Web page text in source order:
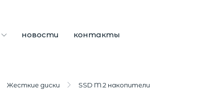
новости контакты
Жесткие диски SSD M.2 накопители